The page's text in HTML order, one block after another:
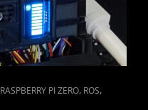
RASPBERRY PI ZERO, ROS,